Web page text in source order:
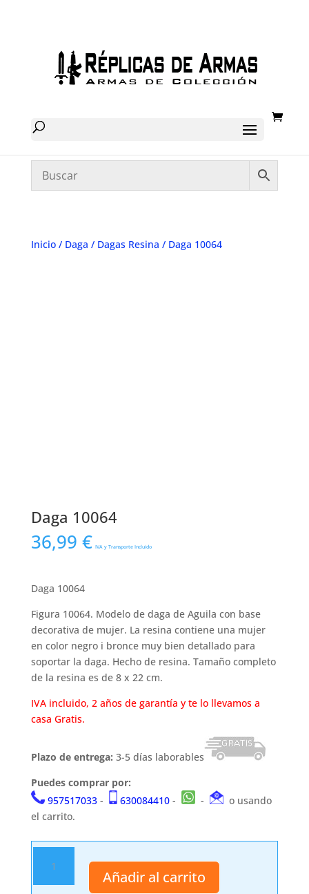
Inicio/ Daga / Dagas Resina / Daga 10064
Daga 10064
36,99 € IVA y Transporte Incluido
Daga 10064
Figura 10064. Modelo de daga de Aguila con base
decorativa de mujer. La resina contiene una mujer
en color negro i bronce muy bien detallado para
soportar la daga. Hecho de resina. Tamaño completo
de la resina es de 8 x 22 cm.
IVA incluido, 2 años de garantía y te lo llevamos a
casa Gratis.
Plazo de entrega: 3-5 días laborables
Puedes comprar por:
957517033- 630084410- -
o usando
el carrito.
10064
cantidad
Añadir al carrito